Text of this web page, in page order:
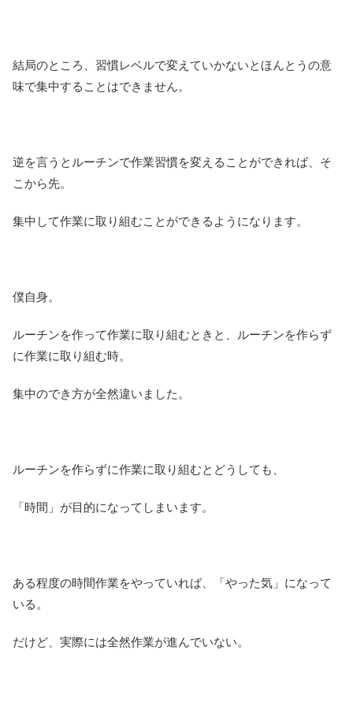
結局のところ、習慣レベルで変えていかないとほんとうの意
味で集中することはできません。
逆を言うとルーチンで作業習慣を変えることができれば、そ
こから先。
集中して作業に取り組むことができるようになります。
僕自身。
ルーチンを作って作業に取り組むときと、ルーチンを作らず
に作業に取り組む時。
集中のでき方が全然違いました。
ルーチンを作らずに作業に取り組むとどうしても、
「時間」が目的になってしまいます。
ある程度の時間作業をやっていれば、「やった気」になって
いる。
だけど、実際には全然作業が進んでいない。